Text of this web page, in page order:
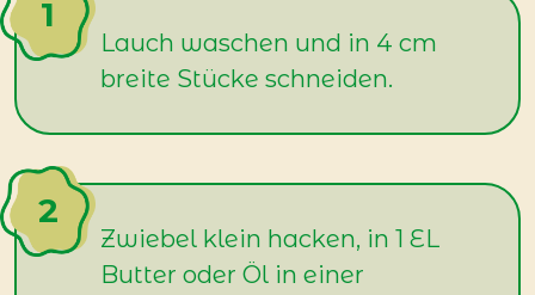
Lauch waschen und in 4 cm
breite Stücke schneiden.
Zwiebel klein hacken, in 1 EL
Butter oder Öl in einer